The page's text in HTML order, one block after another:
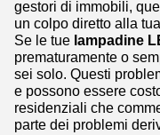
gestori di immobili,
un colpo diretto alla
Se le tue lampadine
prematuramente o
sei solo. Questi
e possono essere
residenziali che
parte dei problemi